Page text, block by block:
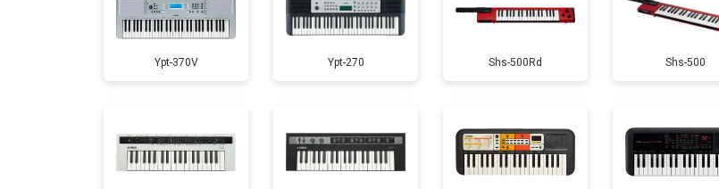
Чистка клавиатуры от 40 мин
Замена клавиш и уплотнителей от 40 мин
Чистка и профилактика внутрикорпусная от 50 мин
Ypt-370V Ypt-270 Shs-500Rd Shs-500